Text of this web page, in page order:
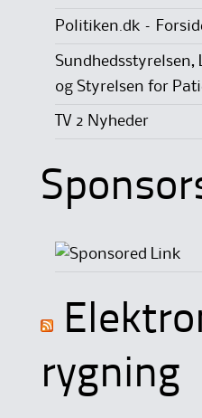
Politiken.dk –
og Styrelsen for
TV 2 Nyheder
rygning